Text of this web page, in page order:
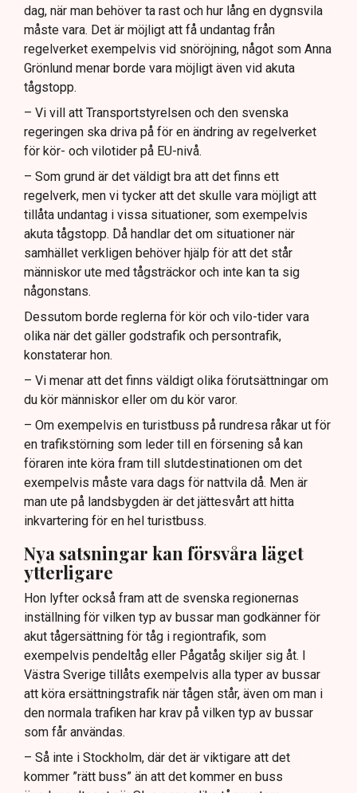
dag, när man behöver ta rast och hur lång en dygnsvila
måste vara. Det är möjligt att få undantag från
regelverket exempelvis vid snöröjning, något som Anna
Grönlund menar borde vara möjligt även vid akuta
tågstopp.
– Vi vill att Transportstyrelsen och den svenska
regeringen ska driva på för en ändring av regelverket
för kör- och vilotider på EU-nivå.
– Som grund är det väldigt bra att det finns ett
regelverk, men vi tycker att det skulle vara möjligt att
tillåta undantag i vissa situationer, som exempelvis
akuta tågstopp. Då handlar det om situationer när
samhället verkligen behöver hjälp för att det står
människor ute med tågsträckor och inte kan ta sig
någonstans.
Dessutom borde reglerna för kör och vilo-tider vara
olika när det gäller godstrafik och persontrafik,
konstaterar hon.
– Vi menar att det finns väldigt olika förutsättningar om
du kör människor eller om du kör varor.
– Om exempelvis en turistbuss på rundresa råkar ut för
en trafikstörning som leder till en försening så kan
föraren inte köra fram till slutdestinationen om det
exempelvis måste vara dags för nattvila då. Men är
man ute på landsbygden är det jättesvårt att hitta
inkvartering för en hel turistbuss.
Nya satsningar kan försvåra läget
ytterligare
Hon lyfter också fram att de svenska regionernas
inställning för vilken typ av bussar man godkänner för
akut tågersättning för tåg i regiontrafik, som
exempelvis pendeltåg eller Pågatåg skiljer sig åt. I
Västra Sverige tillåts exempelvis alla typer av bussar
att köra ersättningstrafik när tågen står, även om man i
den normala trafiken har krav på vilken typ av bussar
som får användas.
– Så inte i Stockholm, där det är viktigare att det
kommer ”rätt buss” än att det kommer en buss